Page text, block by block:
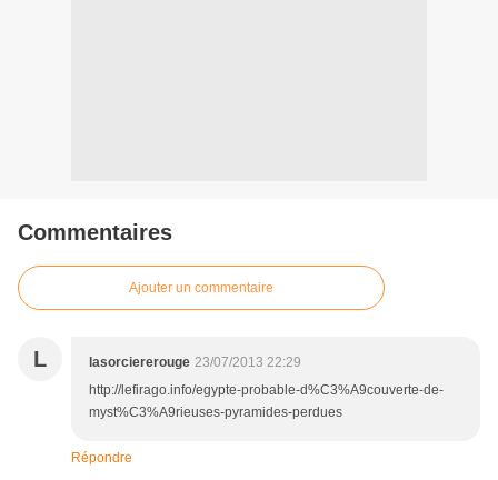
Commentaires
Ajouter un commentaire
L lasorciererouge 23/07/2013 22:29
http://lefirago.info/egypte-probable-d%C3%A9couverte-de-
myst%C3%A9rieuses-pyramides-perdues
Répondre